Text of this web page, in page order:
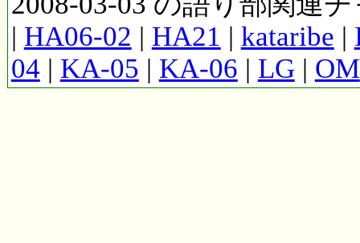
| HA06-02 | HA21 | kataribe |
04 | KA-05 | KA-06 | LG| OM